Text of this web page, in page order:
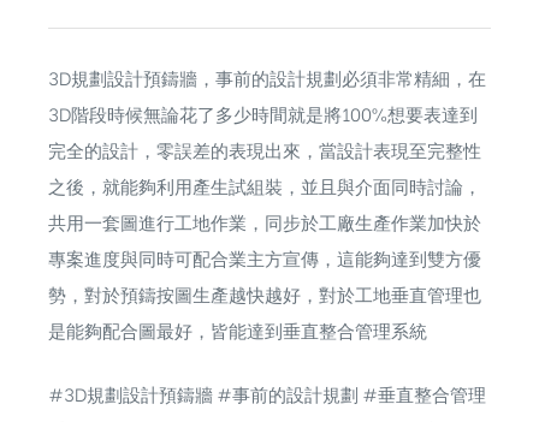
3D規劃設計預鑄牆，事前的設計規劃必須非常精細，在
3D階段時候無論花了多少時間就是將100%想要表達到
完全的設計，零誤差的表現出來，當設計表現至完整性
之後，就能夠利用產生試組裝，並且與介面同時討論，
共用一套圖進行工地作業，同步於工廠生產作業加快於
專案進度與同時可配合業主方宣傳，這能夠達到雙方優
勢，對於預鑄按圖生產越快越好，對於工地垂直管理也
是能夠配合圖最好，皆能達到垂直整合管理系統
#3D規劃設計預鑄牆 #事前的設計規劃 #垂直整合管理